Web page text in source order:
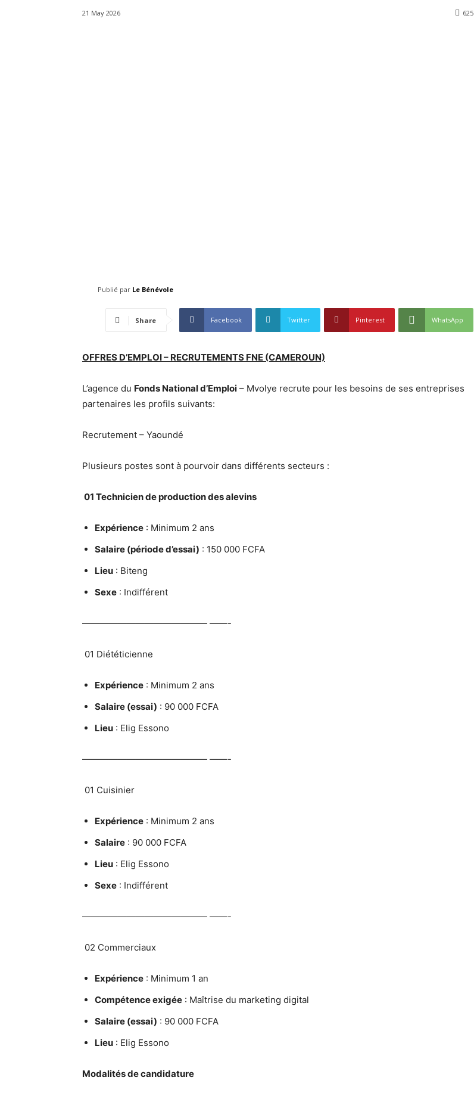
21 May 2026 625
Publié par Le Bénévole
Share Facebook Twitter Pinterest WhatsApp
OFFRES D’EMPLOI – RECRUTEMENTS FNE (CAMEROUN)
L’agence du Fonds National d’Emploi – Mvolye recrute pour les besoins de ses entreprises
partenaires les profils suivants:
Recrutement – Yaoundé
Plusieurs postes sont à pourvoir dans différents secteurs :
01 Technicien de production des alevins
Expérience : Minimum 2 ans
Salaire (période d’essai) : 150 000 FCFA
Lieu : Biteng
Sexe : Indifférent
—————————————— ——-
01 Diététicienne
Expérience : Minimum 2 ans
Salaire (essai) : 90 000 FCFA
Lieu : Elig Essono
—————————————— ——-
01 Cuisinier
Expérience : Minimum 2 ans
Salaire : 90 000 FCFA
Lieu : Elig Essono
Sexe : Indifférent
—————————————— ——-
02 Commerciaux
Expérience : Minimum 1 an
Compétence exigée : Maîtrise du marketing digital
Salaire (essai) : 90 000 FCFA
Lieu : Elig Essono
Modalités de candidature